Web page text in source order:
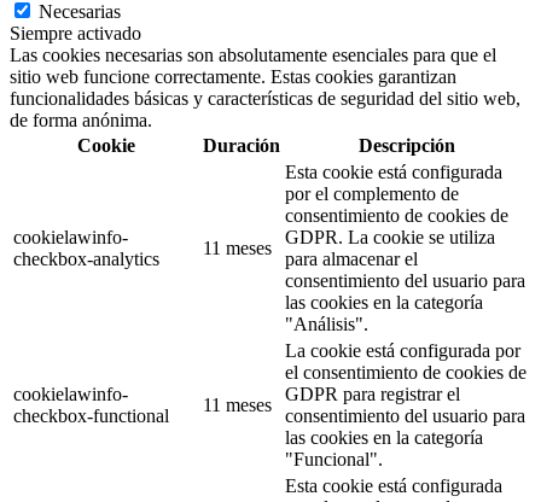
Necesarias
Siempre activado
Las cookies necesarias son absolutamente esenciales para que el
sitio web funcione correctamente. Estas cookies garantizan
funcionalidades básicas y características de seguridad del sitio web,
de forma anónima.
Cookie
Duración Descripción
cookielawinfo-
checkbox-analytics
11 meses
Esta cookie está configurada
por el complemento de
consentimiento de cookies de
GDPR. La cookie se utiliza
para almacenar el
consentimiento del usuario para
las cookies en la categoría
"Análisis".
cookielawinfo-
checkbox-functional
11 meses
La cookie está configurada por
el consentimiento de cookies de
GDPR para registrar el
consentimiento del usuario para
las cookies en la categoría
"Funcional".
Esta cookie está configurada